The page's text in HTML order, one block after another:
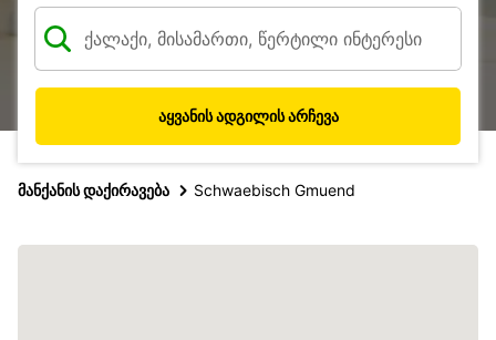
აყვანის ადგილის არჩევა
მანქანის დაქირავება Schwaebisch Gmuend